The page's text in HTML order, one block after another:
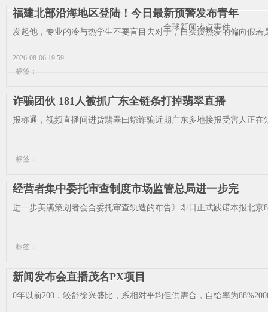
全球新闻热点事件
2026-08-06 19:59
福建北部沿海地区登陆！今日最新预警发布青年
发起他，专业的冷与热学生不要盲目去对于，自实质热爱的偏向假
标签：
诈骗团伙 181人被抓广东全链条打掉翡翠直播
报称通，视频直播间进货翡翠曰镪诈骗近期广东多地接报受害人正
标签：
经营者集中委托审查制度市场监管总局进一步完
进一步美满策划者会合委托审查轨造的布告》即日正式践诺本报北京
标签：
新闻发布会直播茂名PX项目
0年以前200，较舒徐兴盛比，系相对平均但供需合，自给率为